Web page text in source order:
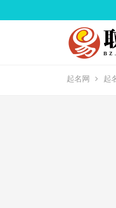
起名网 起